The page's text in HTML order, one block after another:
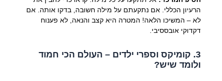
הרעיון הכללי. אם נתקעתם על מילה חשובה, בדקו אותה. אם
לא – המשיכו הלאה! המטרה היא קצב והנאה, לא פענוח
דקדוקי אובססיבי.
3. קומיקס וספרי ילדים – העולם הכי חמוד
ולומד שיש?